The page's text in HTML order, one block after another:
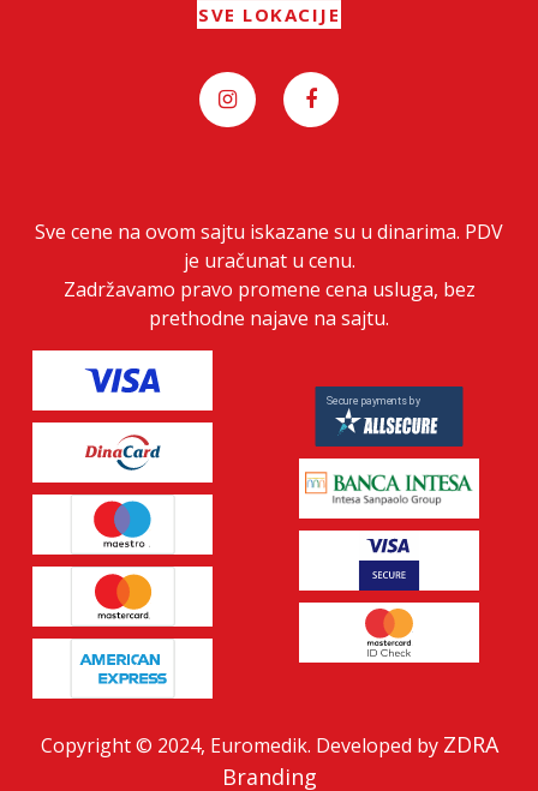
SVE LOKACIJE
Sve cene na ovom sajtu iskazane su u dinarima. PDV
je uračunat u cenu.
Zadržavamo pravo promene cena usluga, bez
prethodne najave na sajtu.
Copyright © 2024, Euromedik. Developed by ZDRA
Branding